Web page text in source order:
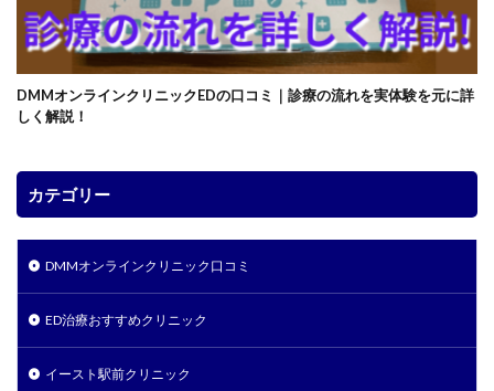
DMMオンラインクリニックEDの口コミ｜診療の流れを実体験を元に詳
しく解説！
カテゴリー
DMMオンラインクリニック口コミ
ED治療おすすめクリニック
イースト駅前クリニック